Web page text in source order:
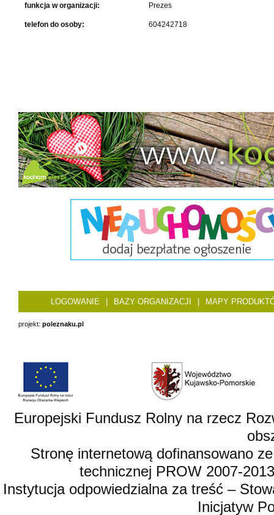
funkcja w organizacji: Prezes
telefon do osoby: 604242718
LOGOWANIE BAZY ORGANIZACJI MAPY
projekt: poleznaku.pl
Europejski Fundusz Rolny na rzecz
Stronę internetową dofinansowano
technicznej PROW 2007-
Instytucja odpowiedzialna za treść –
Inicjatyw